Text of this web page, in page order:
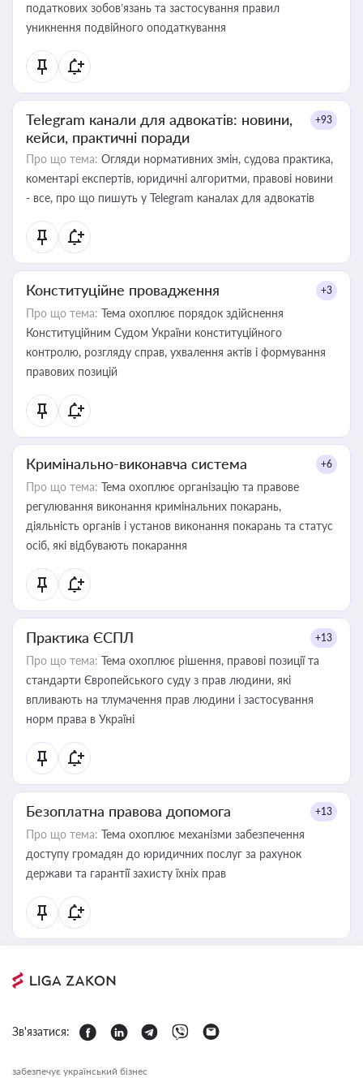
податкових зобов’язань та застосування правил
уникнення подвійного оподаткування
Telegram канали для адвокатів: новини,
кейси, практичні поради
+93
Про що тема: Огляди нормативних змін, судова практика,
коментарі експертів, юридичні алгоритми, правові новини
- все, про що пишуть у Telegram каналах для адвокатів
Конституційне провадження +3
Про що тема: Тема охоплює порядок здійснення
Конституційним Судом України конституційного
контролю, розгляду справ, ухвалення актів і формування
правових позицій
Кримінально-виконавча система +6
Про що тема: Тема охоплює організацію та правове
регулювання виконання кримінальних покарань,
діяльність органів і установ виконання покарань та статус
осіб, які відбувають покарання
Практика ЄСПЛ +13
Про що тема: Тема охоплює рішення, правові позиції та
стандарти Європейського суду з прав людини, які
впливають на тлумачення прав людини і застосування
норм права в Україні
Безоплатна правова допомога +13
Про що тема: Тема охоплює механізми забезпечення
доступу громадян до юридичних послуг за рахунок
держави та гарантії захисту їхніх прав
Зв'язатися:
забезпечує український бізнес